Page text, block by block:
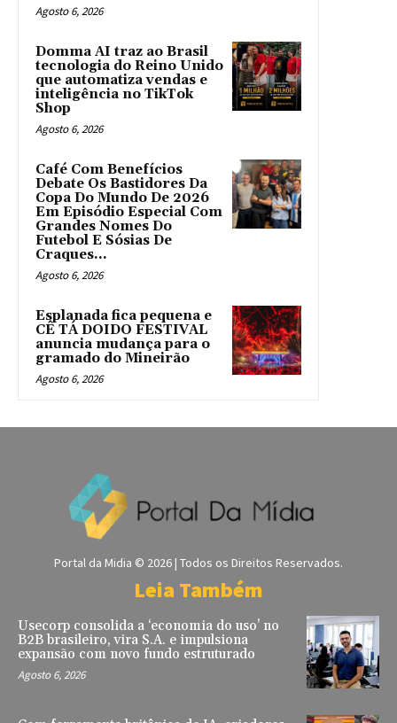
Agosto 6, 2026
Domma AI traz ao Brasil
tecnologia do Reino Unido
que automatiza vendas e
inteligência no TikTok
Shop
Agosto 6, 2026
Café Com Benefícios
Debate Os Bastidores Da
Copa Do Mundo De 2026
Em Episódio Especial Com
Grandes Nomes Do
Futebol E Sósias De
Craques...
Agosto 6, 2026
Esplanada fica pequena e
CÊ TÁ DOIDO FESTIVAL
anuncia mudança para o
gramado do Mineirão
Agosto 6, 2026
Portal da Midia © 2026 | Todos os Direitos Reservados.
Leia Também
Usecorp consolida a ‘economia do uso’ no
B2B brasileiro, vira S.A. e impulsiona
expansão com novo fundo estruturado
Agosto 6, 2026